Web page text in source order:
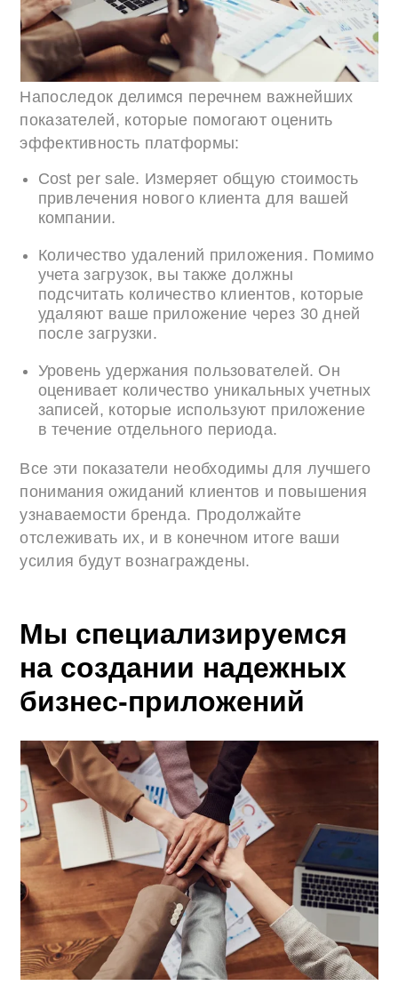
Напоследок делимся перечнем важнейших
показателей, которые помогают оценить
эффективность платформы:
Cost per sale. Измеряет общую стоимость
привлечения нового клиента для вашей
компании.
Количество удалений приложения. Помимо
учета загрузок, вы также должны
подсчитать количество клиентов, которые
удаляют ваше приложение через 30 дней
после загрузки.
Уровень удержания пользователей. Он
оценивает количество уникальных учетных
записей, которые используют приложение
в течение отдельного периода.
Все эти показатели необходимы для лучшего
понимания ожиданий клиентов и повышения
узнаваемости бренда. Продолжайте
отслеживать их, и в конечном итоге ваши
усилия будут вознаграждены.
Мы специализируемся
на создании надежных
бизнес-приложений